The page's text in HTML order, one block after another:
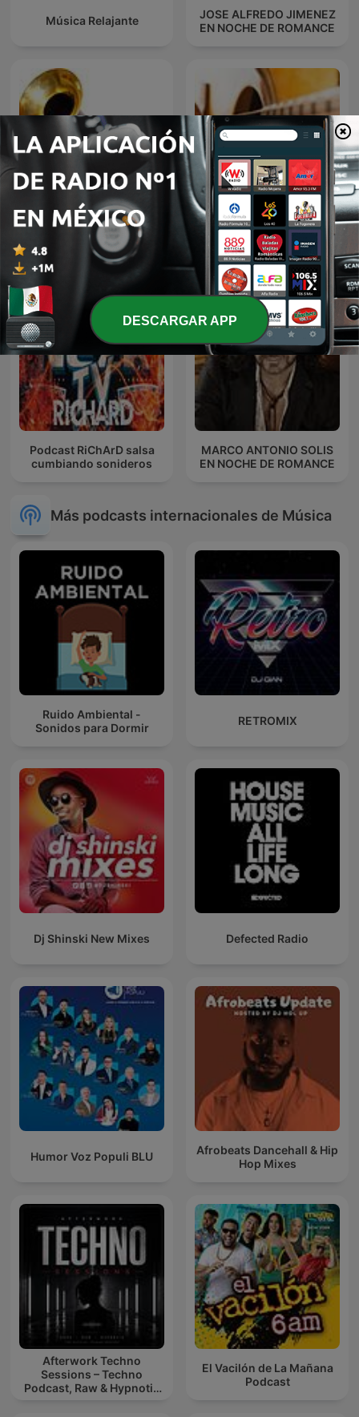
Música Relajante
JOSE ALFREDO JIMENEZ
EN NOCHE DE ROMANCE
El fonógrafo una
revolución en el sonido
BOLEROS Y TRIOS
ROMANTICOS
Podcast RiChArD salsa
cumbiando sonideros
MARCO ANTONIO SOLIS
EN NOCHE DE ROMANCE
Más podcasts internacionales de Música
Ruido Ambiental -
Sonidos para Dormir
RETROMIX
Dj Shinski New Mixes Defected Radio
Humor Voz Populi BLU
Afrobeats Dancehall & Hip
Hop Mixes
Afterwork Techno
Sessions – Techno
Podcast, Raw & Hypnotic
El Vacilón de La Mañana
Podcast
DESCARGAR APP